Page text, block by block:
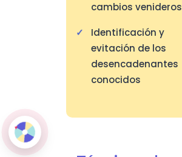
cambios venideros
Identificación y
evitación de los
desencadenantes
conocidos